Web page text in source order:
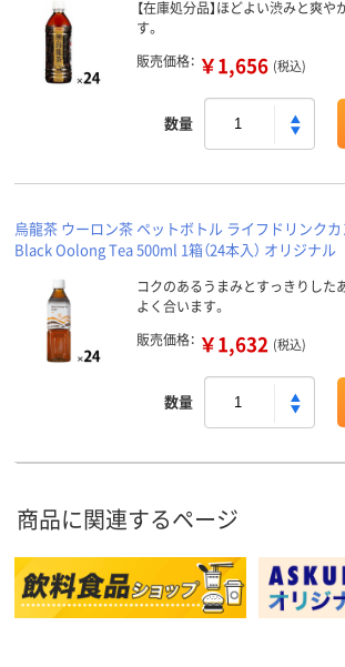
【在庫処分品】ほどよい渋みと爽
す。
販売価格： ￥1,656 (税込)
数量
烏龍茶 ウーロン茶 ペットボトル ライフドリンク
Black Oolong Tea 500ml 1箱（24本入） オリジナル
コクのあるうまみとすっきりした
よく合います。
販売価格： ￥1,632 (税込)
数量
商品に関連するページ